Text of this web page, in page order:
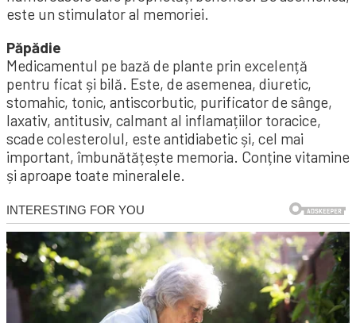
este un stimulator al memoriei.
Păpădie
Medicamentul pe bază de plante prin excelență
pentru ficat și bilă. Este, de asemenea, diuretic,
stomahic, tonic, antiscorbutic, purificator de sânge,
laxativ, antitusiv, calmant al inflamațiilor toracice,
scade colesterolul, este antidiabetic și, cel mai
important, îmbunătățește memoria. Conține vitamine
și aproape toate mineralele.